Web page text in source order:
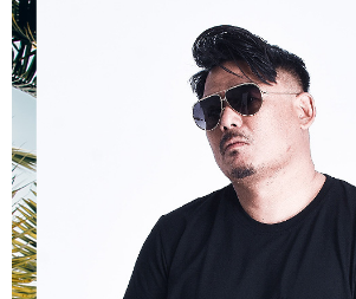
※ 交易是否成功請以「AFTEE先享後付 」之結帳頁
是否繳費成功／繳費後需取消欲退款等相關疑問，
客戶支援中心」
https://
１．透過由恩沛科技股份有限公司提供之「AFTEE
易，需依本服務之必要範圍內提供個人資料，並將
權轉讓予恩沛科技股份有限公司。
２．關於個人資料處理事宜，請瀏覽以下網址：
https://aftee.tw/terms/#terms3
３．未成年的使用者請事先徵得法定代理人或監護人
「AFTEE先享後付」，若未經同意申辦者引起之損
任。